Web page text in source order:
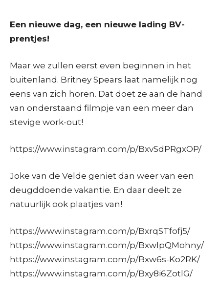
Een nieuwe dag, een nieuwe lading BV-
prentjes!
Maar we zullen eerst even beginnen in het
buitenland. Britney Spears laat namelijk nog
eens van zich horen. Dat doet ze aan de hand
van onderstaand filmpje van een meer dan
stevige work-out!
https://www.instagram.com/p/BxvSdPRgxOP/
Joke van de Velde geniet dan weer van een
deugddoende vakantie. En daar deelt ze
natuurlijk ook plaatjes van!
https://www.instagram.com/p/BxrqSTfofj5/
https://www.instagram.com/p/BxwlpQMohny/
https://www.instagram.com/p/Bxw6s-Ko2RK/
https://www.instagram.com/p/Bxy8i6ZotlG/